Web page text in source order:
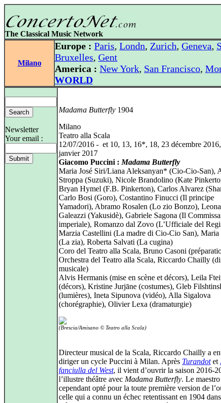
The Classical Music Network
Milano
Europe : Paris, Londn, Zurich, Geneva,
Bruxelles, Gent
America : New York, San Francisco,
WORLD
Newsletter
Your email :
Madama Butterfly 1904
Milano
Teatro alla Scala
12/07/2016 - et 10, 13, 16*, 18, 23 décembre
janvier 2017
Giacomo Puccini : Madama Butterfly
Maria José Siri/Liana Aleksanyan* (Cio-Cio-San),
Stroppa (Suzuki), Nicole Brandolino (Kate
Bryan Hymel (F.B. Pinkerton), Carlos Alvarez
Carlo Bosi (Goro), Costantino Finucci (Il principe
Yamadori), Abramo Rosalen (Lo zio Bonzo),
Galeazzi (Yakusidè), Gabriele Sagona (Il
imperiale), Romanzo dal Zovo (L’Ufficiale del
Marzia Castellini (La madre di Cio-Cio San),
(La zia), Roberta Salvati (La cugina)
Coro del Teatro alla Scala, Bruno Casoni
Orchestra del Teatro alla Scala, Riccardo Chailly
musicale)
Alvis Hermanis (mise en scène et décors), Leila
(décors), Kristine Jurjāne (costumes), Gleb
(lumières), Ineta Sipunova (vidéo), Alla Sigalova
(chorégraphie), Olivier Lexa (dramaturgie)
(Brescia/Amisano © Teatro alla Scala)
Directeur musical de la Scala, Riccardo Chailly a
diriger un cycle Puccini à Milan. Après Turandotet
fanciulla del West, il vient d’ouvrir la saison 2016-
l’illustre théâtre avec Madama Butterfly. Le
cependant opté pour la toute première version de
celle qui a connu un échec retentissant en 1904